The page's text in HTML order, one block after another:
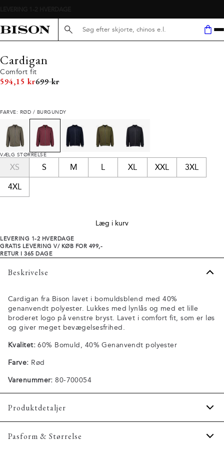
Søg her...
Cardigan
Comfort fit
594,15 krI alt (uden rabat)
699 kr
FARVE: RØD / BURGUNDY
VÆLG STØRRELSE
XS S M L XL XXL 3XL
4XL
Læg i kurv
LEVERING 1-2 HVERDAGE
GRATIS LEVERING V/ KØB FOR 499,-
RETUR I 365 DAGE
Beskrivelse
Cardigan fra Bison lavet i bomuldsblend med 40%
genanvendt polyester. Lukkes med lynlås og med et lille
broderet logo på venstre bryst. Lavet i comfort fit, som er løs
og giver meget bevægelsesfrihed.
Kvalitet:60% Bomuld, 40% Genanvendt polyester
Farve: Rød
Varenummer: 80-700054
Produktdetaljer
To lommer i siden.
Pasform & Størrelse